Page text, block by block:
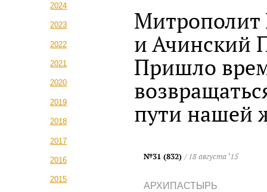
2024
2023
2022
2021
2020
2019
2018
2017
2016
2015
Митрополит
и Ачинский
Пришло
пути нашей
№31 (832) / 18 августа ‘15
АРХИПАСТЫРЬ